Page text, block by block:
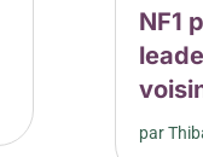
NF1
par